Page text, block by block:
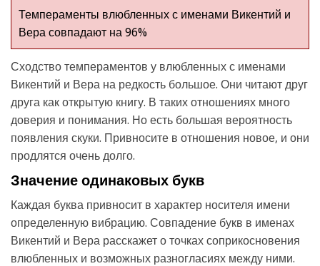
Темпераменты влюбленных с именами Викентий и
Вера совпадают на 96%
Сходство темпераментов у влюбленных с именами
Викентий и Вера на редкость большое. Они читают друг
друга как открытую книгу. В таких отношениях много
доверия и понимания. Но есть большая вероятность
появления скуки. Привносите в отношения новое, и они
продлятся очень долго.
Значение одинаковых букв
Каждая буква привносит в характер носителя имени
определенную вибрацию. Совпадение букв в именах
Викентий и Вера расскажет о точках соприкосновения
влюбленных и возможных разногласиях между ними.